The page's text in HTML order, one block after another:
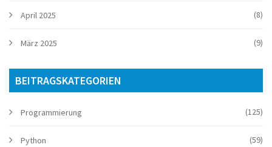
April 2025 (8)
März 2025 (9)
BEITRAGSKATEGORIEN
Programmierung (125)
Python (59)